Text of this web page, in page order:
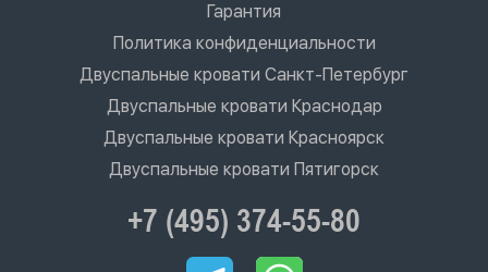
Гарантия
Политика конфиденциальности
Двуспальные кровати Санкт-Петербург
Двуспальные кровати Краснодар
Двуспальные кровати Красноярск
Двуспальные кровати Пятигорск
+7 (495) 374-55-80